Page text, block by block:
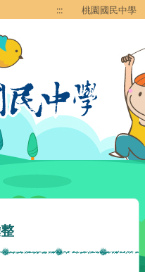
::: 桃園國民中學